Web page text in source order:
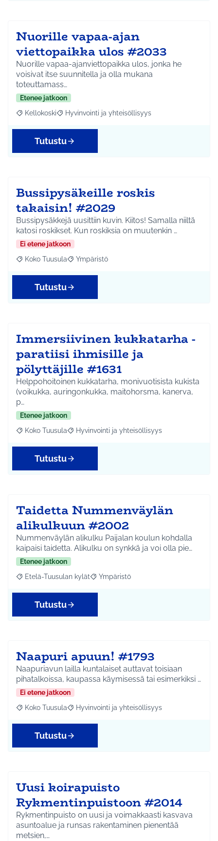
Nuorille vapaa-ajan
viettopaikka ulos #2033
Nuorille vapaa-ajanviettopaikka ulos, jonka he
voisivat itse suunnitella ja olla mukana
toteuttamass…
Etenee jatkoon
Rajaa tulokset aihepiirin mukaan: Kellokoski
Kellokoski Rajaa tulokset teeman mukaan: Hyvinvointi ja
Hyvinvointi ja yhteisöllisyys
Tutustu
Bussipysäkeille roskis
takaisin! #2029
Bussipysäkkejä uusittiin kuvin. Kiitos! Samalla niiltä
katosi roskikset. Kun roskiksia on muutenkin …
Ei etene jatkoon
Rajaa tulokset aihepiirin mukaan: Koko Tuusula
Koko Tuusula Rajaa tulokset teeman mukaan: Ympäristö
Ympäristö
Tutustu
Immersiivinen kukkatarha -
paratiisi ihmisille ja
pölyttäjille #1631
Helppohoitoinen kukkatarha, monivuotisista kukista
(voikukka, auringonkukka, maitohorsma, kanerva,
p…
Etenee jatkoon
Rajaa tulokset aihepiirin mukaan: Koko Tuusula
Koko Tuusula Rajaa tulokset teeman mukaan: Hyvinvointi ja
Hyvinvointi ja yhteisöllisyys
Tutustu
Taidetta Nummenväylän
alikulkuun #2002
Nummenväylän alikulku Paijalan koulun kohdalla
kaipaisi taidetta. Alikulku on synkkä ja voi olla pie…
Etenee jatkoon
Rajaa tulokset aihepiirin mukaan: Etelä-Tuusulan kylät
Etelä-Tuusulan kylät Rajaa tulokset teeman mukaan:
Ympäristö
Tutustu
Naapuri apuun! #1793
Naapuriavun lailla kuntalaiset auttavat toisiaan
pihatalkoissa, kaupassa käymisessä tai esimerkiksi …
Ei etene jatkoon
Rajaa tulokset aihepiirin mukaan: Koko Tuusula
Koko Tuusula Rajaa tulokset teeman mukaan: Hyvinvointi ja
Hyvinvointi ja yhteisöllisyys
Tutustu
Uusi koirapuisto
Rykmentinpuistoon #2014
Rykmentinpuisto on uusi ja voimakkaasti kasvava
asuntoalue ja runsas rakentaminen pienentää
metsien,…